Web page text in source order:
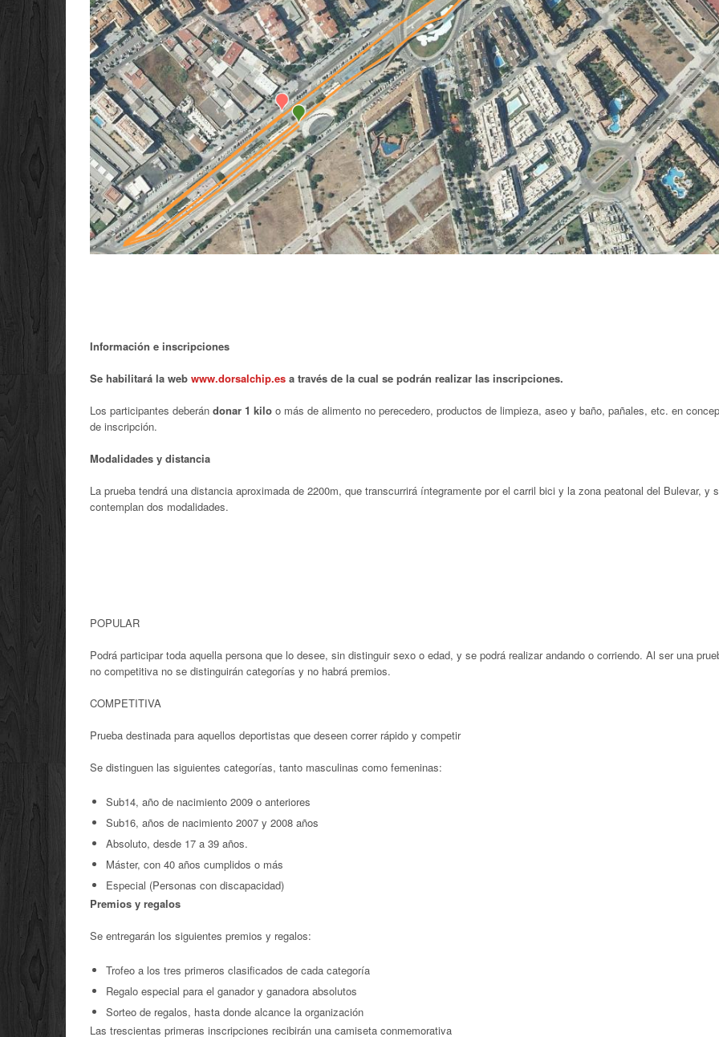
Información e inscripciones
Se habilitará la web www.dorsalchip.es a través de la cual se podrán realizar las inscripciones.
Los participantes deberán donar 1 kilo o más de alimento no perecedero, productos de limpieza, aseo y baño, pañales, etc. en
de inscripción.
Modalidades y distancia
La prueba tendrá una distancia aproximada de 2200m, que transcurrirá íntegramente por el carril bici y la zona peatonal del Bulevar, y
contemplan dos modalidades.
POPULAR
Podrá participar toda aquella persona que lo desee, sin distinguir sexo o edad, y se podrá realizar andando o corriendo. Al ser una
no competitiva no se distinguirán categorías y no habrá premios.
COMPETITIVA
Prueba destinada para aquellos deportistas que deseen correr rápido y competir
Se distinguen las siguientes categorías, tanto masculinas como femeninas:
Sub14, año de nacimiento 2009 o anteriores
Sub16, años de nacimiento 2007 y 2008 años
Absoluto, desde 17 a 39 años.
Máster, con 40 años cumplidos o más
Especial (Personas con discapacidad)
Premios y regalos
Se entregarán los siguientes premios y regalos:
Trofeo a los tres primeros clasificados de cada categoría
Regalo especial para el ganador y ganadora absolutos
Sorteo de regalos, hasta donde alcance la organización
Las trescientas primeras inscripciones recibirán una camiseta conmemorativa